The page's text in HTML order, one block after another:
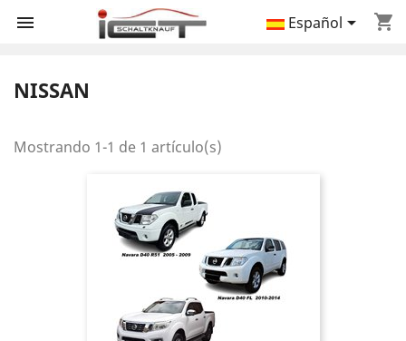
 shopping_cart
Español
NISSAN
Mostrando 1-1 de 1 artículo(s)